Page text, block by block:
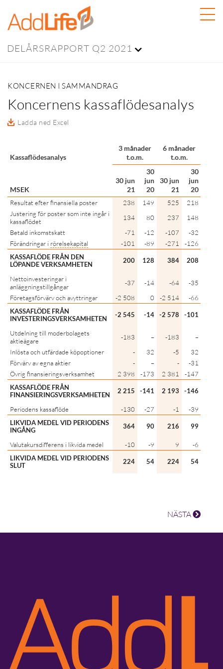
DELÅRSRAPPORT Q2 2021
KONCERNEN I SAMMANDRAG
Koncernens kassaflödesanalys
Ladda ned Excel
Kassaflödesanalys
3 månader
t.o.m.
6 månader
t.o.m.
MSEK
30 jun
21
30
jun
20
30 jun
21
30
jun
20
Resultat efter finansiella poster 238 149 525 218
Justering för poster som inte ingår i
kassaflödet
134 80 237 148
Betald inkomstskatt
-71 -12 -107 -32
Förändringar i rörelsekapital -101 -89 -271 -126
KASSAFLÖDE FRÅN DEN
LÖPANDE VERKSAMHETEN
200 128 384 208
Nettoinvesteringar i
anläggningstillgångar
-37 -14 -64 -35
Företagsförvärv och avyttringar
-2 508 0 -2 514 -66
KASSAFLÖDE FRÅN
INVESTERINGSVERKSAMHETEN
-2 545 -14 -2 578 -101
Utdelning till moderbolagets
aktieägare
-183 – -183 –
Inlösta och utfärdade köpoptioner
- 32 -5 32
Förvärv av egna aktier
- – - -31
Övrig finansieringsverksamhet
2 398 -173 2 381 -147
KASSAFLÖDE FRÅN
FINANSIERINGSVERKSAMHETEN
2 215 -141 2 193 -146
Periodens kassaflöde -130 -27 -1 -39
LIKVIDA MEDEL VID PERIODENS
INGÅNG
364 90 216 99
Valutakursdifferens i likvida medel -10 -9 9 -6
LIKVIDA MEDEL VID PERIODENS
SLUT
224 54 224 54
NÄSTA